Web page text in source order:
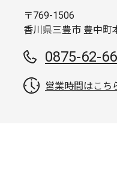
〒769-1506
香川県三豊市 豊中町
0875-62-
営業時間はこち